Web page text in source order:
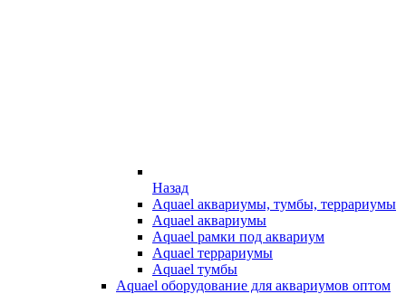
Назад
Aquael аквариумы, тумбы, террариумы
Aquael аквариумы
Aquael рамки под аквариум
Aquael террариумы
Aquael тумбы
Aquael оборудование для аквариумов оптом